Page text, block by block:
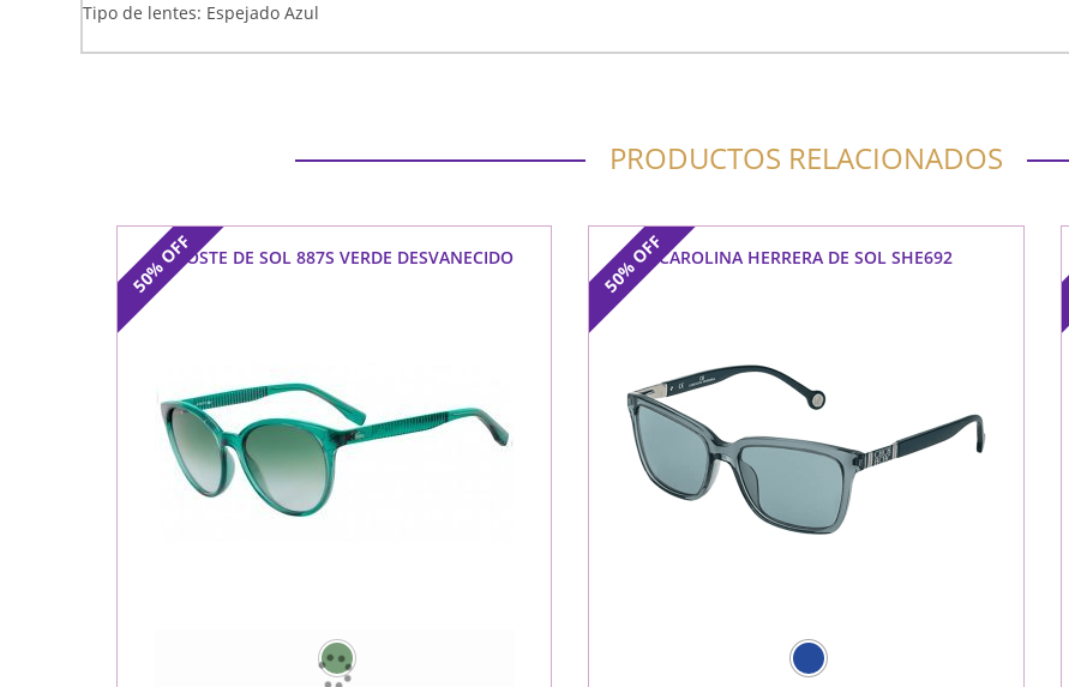
Tipo de lentes: Espejado Azul
PRODUCTOS RELACIONADOS
50%
OFF
LACOSTE DE SOL 887S VERDE DESVANECIDO 50%
OFFCAROLINA HERRERA DE SOL SHE692